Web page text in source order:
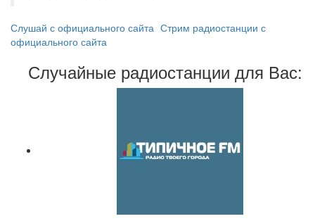
Слушай с официального сайта Стрим радиостанции с
официального сайта
Случайные радиостанции для Вас: